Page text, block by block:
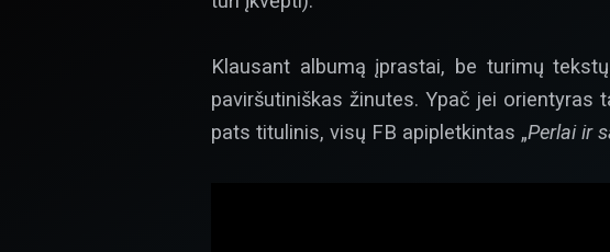
Klausant albumą įprastai, be turimų
paviršutiniškas žinutes. Ypač jei orientyras
pats titulinis, visų FB apipletkintas „Perlai ir